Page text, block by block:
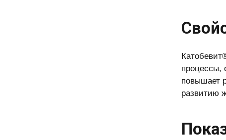
процессы,
повышает
развитию